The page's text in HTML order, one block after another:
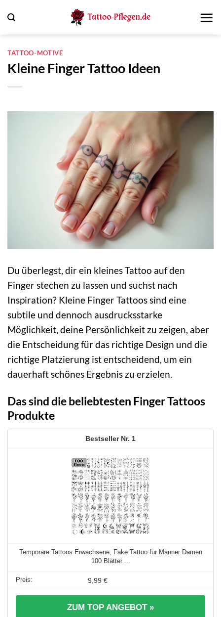
Inhalt
springen
TATTOO-MOTIVE
Kleine Finger Tattoo Ideen
Du überlegst, dir ein kleines Tattoo auf den
Finger stechen zu lassen und suchst nach
Inspiration? Kleine Finger Tattoos sind eine
subtile und dennoch ausdrucksstarke
Möglichkeit, deine Persönlichkeit zu zeigen, aber
die Entscheidung für das richtige Design und die
richtige Platzierung ist entscheidend, um ein
dauerhaft schönes Ergebnis zu erzielen.
Das sind die beliebtesten Finger Tattoos
Produkte
1
Temporäre Tattoos Erwachsene, Fake Tattoo für Männer Damen
100 Blätter ...
9,99 €
ZUM TOP ANGEBOT »